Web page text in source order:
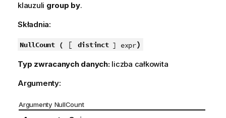
klauzuli group by.
Składnia:
NullCount ( [ distinct] expr)
Typ zwracanych danych: liczba całkowita
Argumenty:
Argumenty NullCount